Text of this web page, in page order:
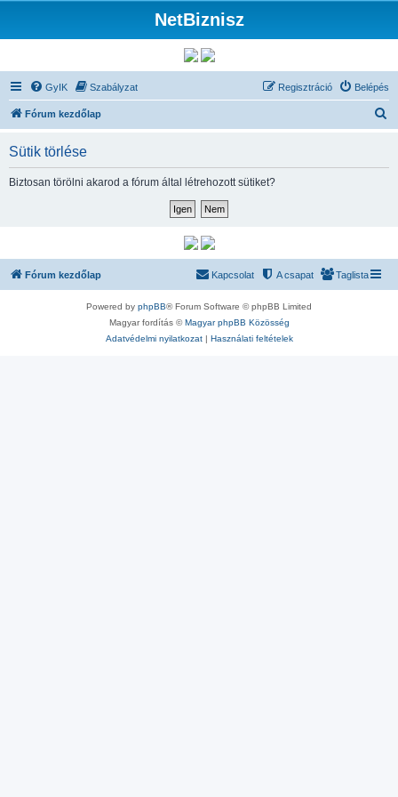
NetBiznisz
GyIK Szabályzat Belépés
Regisztráció
Fórum kezdőlap
Sütik törlése
Biztosan törölni akarod a fórum által létrehozott sütiket?
Fórum kezdőlap Taglista
A csapat
Kapcsolat
Powered by phpBB® Forum Software © phpBB Limited
Magyar fordítás ©Magyar phpBB Közösség
Adatvédelmi nyilatkozat| Használati feltételek